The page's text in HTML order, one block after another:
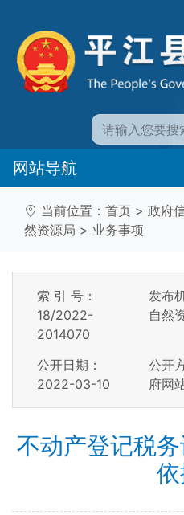
网站导航
当前位置： 首页 > 政府
然资源局 > 业务事项
索 引 号：
18/2022-
2014070
发布
自然
公开日期：
2022-03-10
公开
府网
不动产登记税